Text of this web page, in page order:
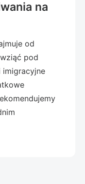
na
od
pod
imigracyjne